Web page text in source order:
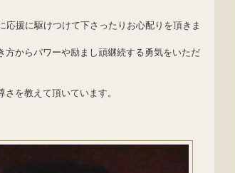
援に駆けつけて下さったりお心配りを頂きま
からパワーや励まし頑継続する勇気をいただ
を教えて頂いています。